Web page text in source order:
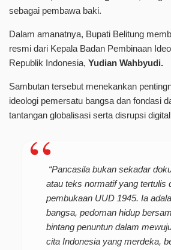
sebagai pembawa baki.
Dalam amanatnya, Bupati Belitung
resmi dari Kepala Badan Pembinaan
Republik Indonesia, Yudian Wahbyudi.
Sambutan tersebut menekankan
ideologi pemersatu bangsa dan fondasi
tantangan globalisasi serta disrupsi
“Pancasila bukan sekadar
atau teks normatif yang tertulis
pembukaan UUD 1945. Ia
bangsa, pedoman hidup
bintang penuntun dalam
cita Indonesia yang merdeka,